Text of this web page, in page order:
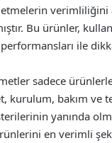
verimliliğini
Bu ürünler,
ile
sadece ürünlerle
kurulum, bakım ve
yanında
en verimli